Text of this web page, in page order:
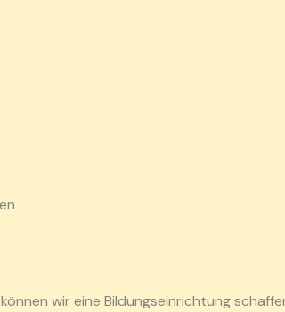
wir eine Bildungseinrichtung